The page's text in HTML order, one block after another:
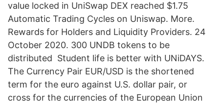
value locked in UniSwap DEX reached $1.75
Automatic Trading Cycles on Uniswap. More.
Rewards for Holders and Liquidity Providers. 24
October 2020. 300 UNDB tokens to be
distributed Student life is better with UNiDAYS.
The Currency Pair EUR/USD is the shortened
term for the euro against U.S. dollar pair, or
cross for the currencies of the European Union